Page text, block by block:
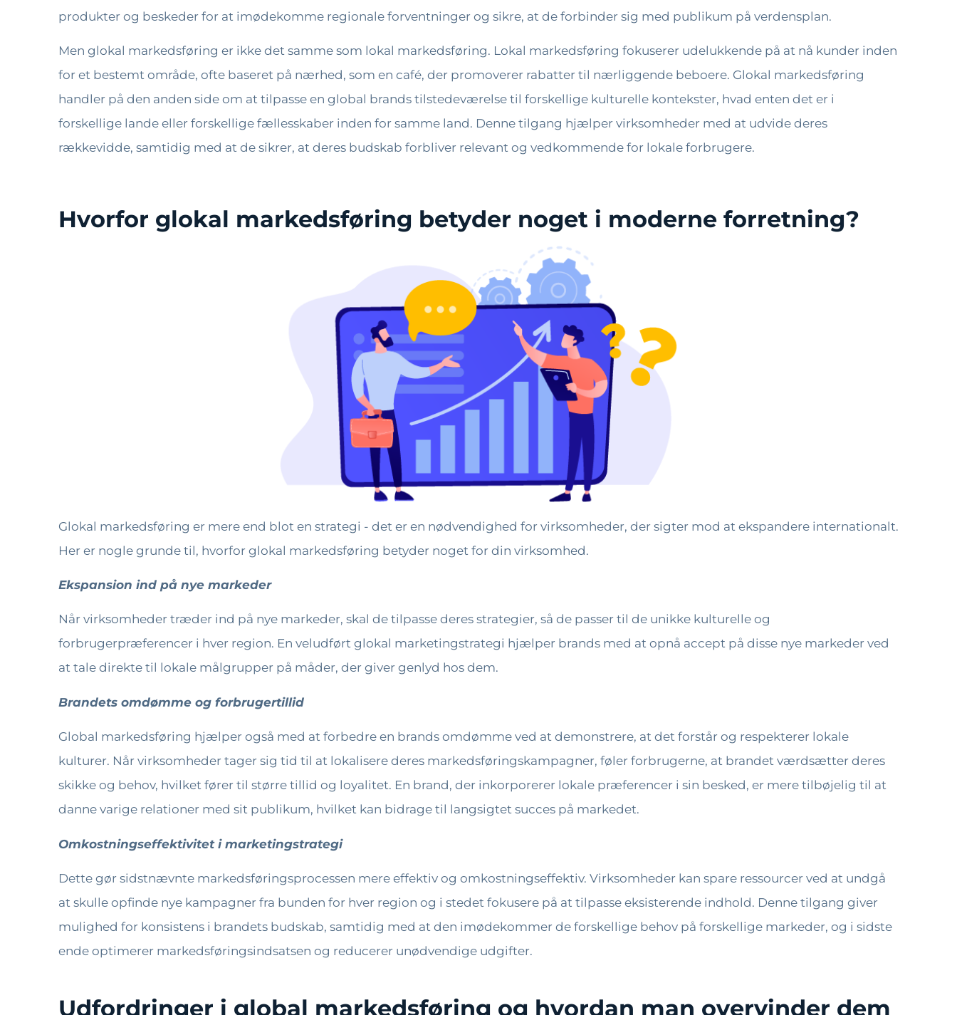
produkter og beskeder for at imødekomme regionale forventninger og sikre, at de forbinder sig med publikum på verdensplan.
Men glokal markedsføring er ikke det samme som lokal markedsføring. Lokal markedsføring fokuserer udelukkende på at nå kunder inden
for et bestemt område, ofte baseret på nærhed, som en café, der promoverer rabatter til nærliggende beboere. Glokal markedsføring
handler på den anden side om at tilpasse en global brands tilstedeværelse til forskellige kulturelle kontekster, hvad enten det er i
forskellige lande eller forskellige fællesskaber inden for samme land. Denne tilgang hjælper virksomheder med at udvide deres
rækkevidde, samtidig med at de sikrer, at deres budskab forbliver relevant og vedkommende for lokale forbrugere.
Hvorfor glokal markedsføring betyder noget i moderne forretning?
Glokal markedsføring er mere end blot en strategi - det er en nødvendighed for virksomheder, der sigter mod at ekspandere internationalt.
Her er nogle grunde til, hvorfor glokal markedsføring betyder noget for din virksomhed.
Ekspansion ind på nye markeder
Når virksomheder træder ind på nye markeder, skal de tilpasse deres strategier, så de passer til de unikke kulturelle og
forbrugerpræferencer i hver region. En veludført glokal marketingstrategi hjælper brands med at opnå accept på disse nye markeder ved
at tale direkte til lokale målgrupper på måder, der giver genlyd hos dem.
Brandets omdømme og forbrugertillid
Global markedsføring hjælper også med at forbedre en brands omdømme ved at demonstrere, at det forstår og respekterer lokale
kulturer. Når virksomheder tager sig tid til at lokalisere deres markedsføringskampagner, føler forbrugerne, at brandet værdsætter deres
skikke og behov, hvilket fører til større tillid og loyalitet. En brand, der inkorporerer lokale præferencer i sin besked, er mere tilbøjelig til at
danne varige relationer med sit publikum, hvilket kan bidrage til langsigtet succes på markedet.
Omkostningseffektivitet i marketingstrategi
Dette gør sidstnævnte markedsføringsprocessen mere effektiv og omkostningseffektiv. Virksomheder kan spare ressourcer ved at undgå
at skulle opfinde nye kampagner fra bunden for hver region og i stedet fokusere på at tilpasse eksisterende indhold. Denne tilgang giver
mulighed for konsistens i brandets budskab, samtidig med at den imødekommer de forskellige behov på forskellige markeder, og i sidste
ende optimerer markedsføringsindsatsen og reducerer unødvendige udgifter.
Udfordringer i global markedsføring og hvordan man overvinder dem